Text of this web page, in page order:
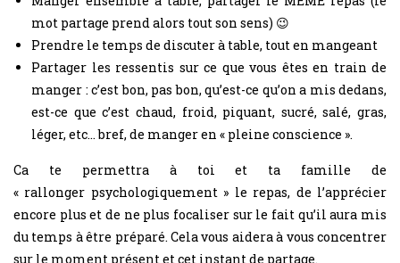
mot partage prend alors tout son sens) 😉
Prendre le temps de discuter à table, tout en mangeant
Partager les ressentis sur ce que vous êtes en train de
manger : c’est bon, pas bon, qu’est-ce qu’on a mis dedans,
est-ce que c’est chaud, froid, piquant, sucré, salé, gras,
léger, etc… bref, de manger en « pleine conscience ».
Ca te permettra à toi et ta famille de
« rallonger psychologiquement » le repas, de l’apprécier
encore plus et de ne plus focaliser sur le fait qu’il aura mis
du temps à être préparé. Cela vous aidera à vous concentrer
sur le moment présent et cet instant de partage.